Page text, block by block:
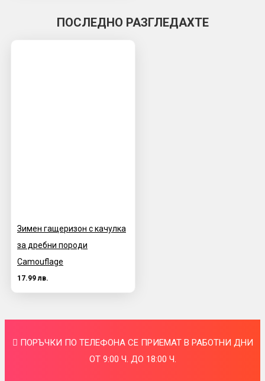
ПОСЛЕДНО РАЗГЛЕДАХТЕ
Зимен гащеризон с качулка
за дребни породи
Camouflage
17.99 лв.
ПОРЪЧКИ ПО ТЕЛЕФОНА СЕ ПРИЕМАТ В РАБОТНИ ДНИ
ОТ 9:00 Ч. ДО 18:00 Ч.